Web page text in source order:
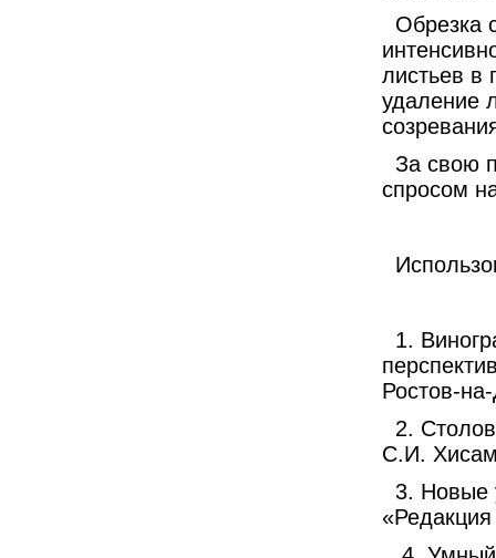
Обрезка
листьев в
удаление
За свою
спросом
1.
Ростов-
2.
С.И.
3. Новые